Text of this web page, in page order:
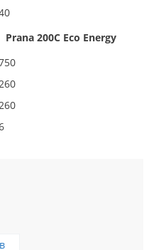
Prana 200C Eco Energy
260
260